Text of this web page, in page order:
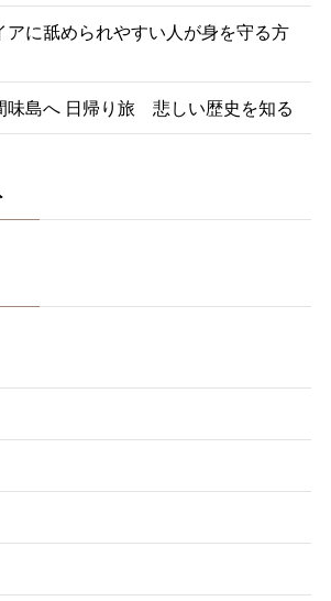
アに舐められやすい人が身を守る方
味島へ 日帰り旅 悲しい歴史を知る